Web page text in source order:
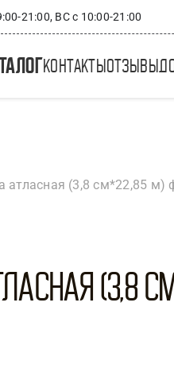
21:00, ВС с 10:00-21:00
контакты отзывы
атласная (3,8 см*22,85 м)
(3,8